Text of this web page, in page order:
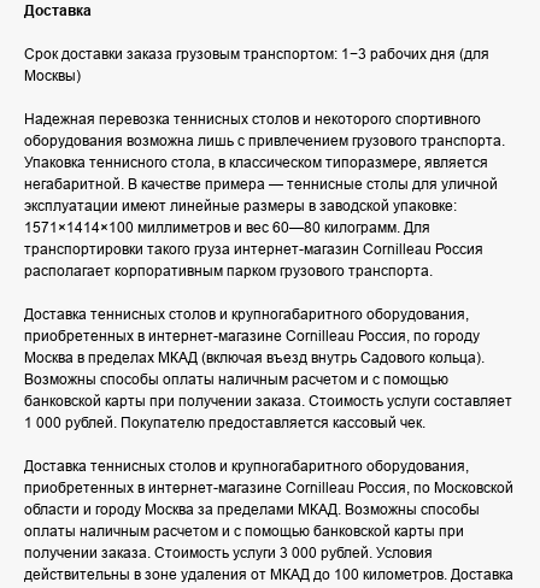
Доставка
Срок доставки заказа грузовым транспортом: 1−3 рабочих дня (для
Москвы)
Надежная перевозка теннисных столов и некоторого спортивного
оборудования возможна лишь с привлечением грузового транспорта.
Упаковка теннисного стола, в классическом типоразмере, является
негабаритной. В качестве примера — теннисные столы для уличной
эксплуатации имеют линейные размеры в заводской упаковке:
1571×1414×100 миллиметров и вес 60—80 килограмм. Для
транспортировки такого груза интернет-магазин Cornilleau Россия
располагает корпоративным парком грузового транспорта.
Доставка теннисных столов и крупногабаритного оборудования,
приобретенных в интернет-магазине Cornilleau Россия, по городу
Москва в пределах МКАД (включая въезд внутрь Садового кольца).
Возможны способы оплаты наличным расчетом и с помощью
банковской карты при получении заказа. Стоимость услуги составляет
1 000 рублей. Покупателю предоставляется кассовый чек.
Доставка теннисных столов и крупногабаритного оборудования,
приобретенных в интернет-магазине Cornilleau Россия, по Московской
области и городу Москва за пределами МКАД. Возможны способы
оплаты наличным расчетом и с помощью банковской карты при
получении заказа. Стоимость услуги 3 000 рублей. Условия
действительны в зоне удаления от МКАД до 100 километров. Доставка